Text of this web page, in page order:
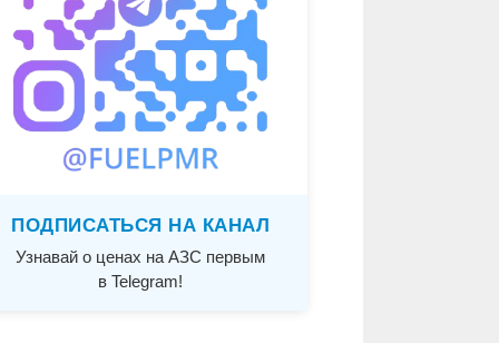
ПОДПИСАТЬСЯ НА КАНАЛ
Узнавай о ценах на АЗС первым
в Telegram!